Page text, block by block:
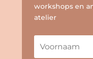
workshops en
atelier